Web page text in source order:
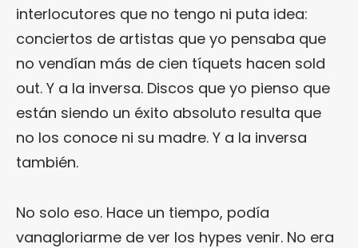
interlocutores que no tengo ni puta idea:
conciertos de artistas que yo pensaba que
no vendían más de cien tíquets hacen sold
out. Y a la inversa. Discos que yo pienso que
están siendo un éxito absoluto resulta que
no los conoce ni su madre. Y a la inversa
también.
No solo eso. Hace un tiempo, podía
vanagloriarme de ver los hypes venir. No era